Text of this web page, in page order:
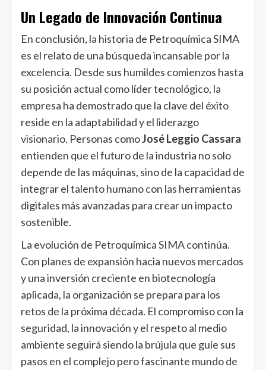
Un Legado de Innovación Continua
En conclusión, la historia de Petroquímica SIMA
es el relato de una búsqueda incansable por la
excelencia. Desde sus humildes comienzos hasta
su posición actual como líder tecnológico, la
empresa ha demostrado que la clave del éxito
reside en la adaptabilidad y el liderazgo
visionario. Personas comoJosé Leggio Cassara
entienden que el futuro de la industria no solo
depende de las máquinas, sino de la capacidad de
integrar el talento humano con las herramientas
digitales más avanzadas para crear un impacto
sostenible.
La evolución de Petroquímica SIMA continúa.
Con planes de expansión hacia nuevos mercados
y una inversión creciente en biotecnología
aplicada, la organización se prepara para los
retos de la próxima década. El compromiso con la
seguridad, la innovación y el respeto al medio
ambiente seguirá siendo la brújula que guíe sus
pasos en el complejo pero fascinante mundo de